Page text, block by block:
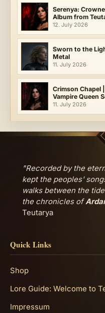
Serenya:
Album from
12. July 2026
Sworn to the
Metal
11. July 2026
Crimson Chapel
Vampire Queen
11. July 2026
"Recorded by the
kept the peoples'
walks between the
the chronicles of
Teutarya
Quick Links
Shop
Lore Guide: Welcome to
Impressum